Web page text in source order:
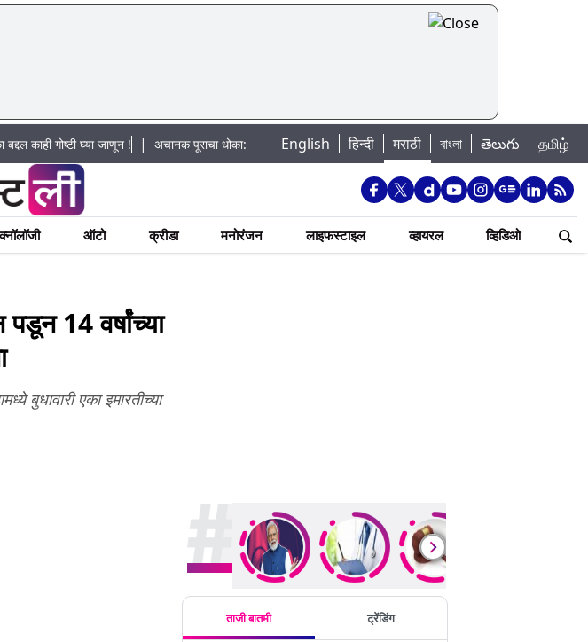
घ्या जाणून !|अचानक पूराचा धोका: खडकवासला धरणातून मुठानदी पात्रात विसर्ग सुरु; नागरिकांना नदीपात्रात न उतरण्याचे
English हिन्दी मराठी বাংলা తెలుగు தமிழ்
ऑटो क्रीडा मनोरंजन लाइफस्टाइल व्हायरल व्हिडिओ
14 वर्षांच्या
बुधावारी एका इमारतीच्या
ताजी बातमी ट्रेंडिंग